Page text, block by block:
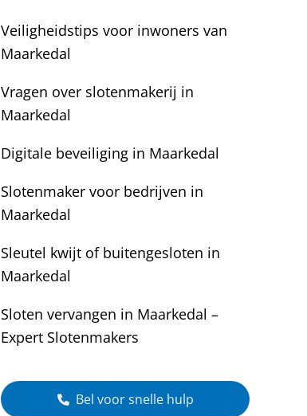
Veiligheidstips voor inwoners van
Maarkedal
Vragen over slotenmakerij in
Maarkedal
Digitale beveiliging in Maarkedal
Slotenmaker voor bedrijven in
Maarkedal
Sleutel kwijt of buitengesloten in
Maarkedal
Sloten vervangen in Maarkedal –
Expert Slotenmakers
Bel voor snelle hulp